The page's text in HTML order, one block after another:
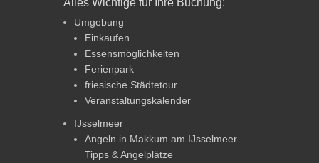
Umgebung
Einkaufen
Essensmöglichkeiten
Ferienpark
friesische Städtetour
Veranstaltungskalender
IJsselmeer
Angeln in Makkum am IJsselmeer –
Tipps & Angelplätze